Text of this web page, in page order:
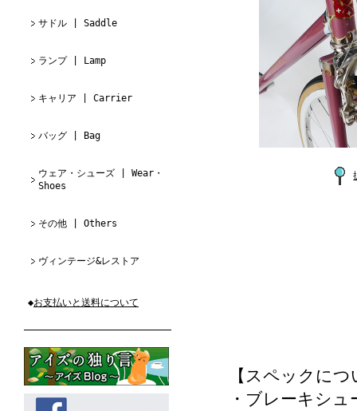
サドル | Saddle
ランプ | Lamp
キャリア | Carrier
バッグ | Bag
ウェア・シューズ | Wear・
Shoes
その他 | Others
ヴィンテージ&レストア
◆お支払いと送料について
【スペックに
・ブレーキシュ